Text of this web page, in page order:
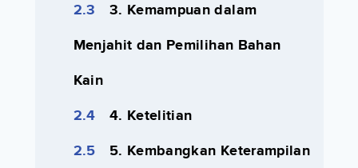
3. Kemampuan dalam
Menjahit dan Pemilihan Bahan
Kain
4. Ketelitian
5. Kembangkan Keterampilan